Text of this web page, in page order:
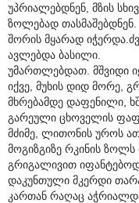
უპრიალებდნენ, მზის
ზოლებად
შორის მყარად
ავლებდა ბასილი.
უმართლებდათ. მშვიდი
იქვე, მუხის დიდ მორე,
მხრებამდე დაფენილი,
გარეული ცხოველის
მძიმე, ლითონის უროს
მოგიზგიზე რკინის
გრიგალივით
დაკუნთული მკერდი
კართან რაღაც